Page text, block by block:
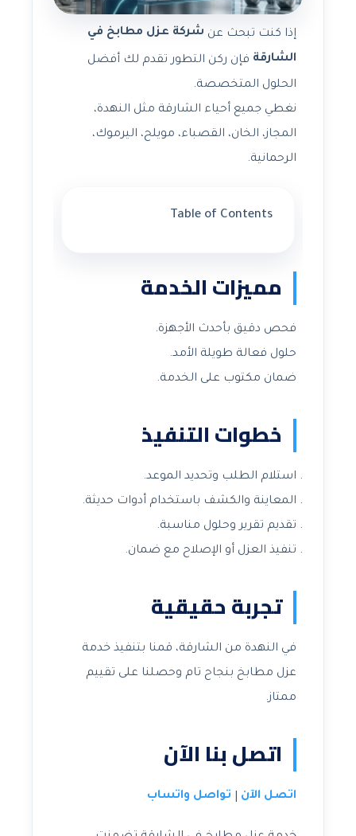
إذا كنت تبحث عن شركة عزل مطابخ في
الشارقة فإن ركن التطور تقدم لك أفضل
الحلول المتخصصة.
نغطي جميع أحياء الشارقة مثل النهدة،
المجاز، الخان، القصباء، مويلح، اليرموك،
الرحمانية.
Table of Contents
مميزات الخدمة
فحص دقيق بأحدث الأجهزة.
حلول فعالة طويلة الأمد.
ضمان مكتوب على الخدمة.
خطوات التنفيذ
استلام الطلب وتحديد الموعد.
المعاينة والكشف باستخدام أدوات حديثة.
تقديم تقرير وحلول مناسبة.
تنفيذ العزل أو الإصلاح مع ضمان.
تجربة حقيقية
في النهدة من الشارقة، قمنا بتنفيذ خدمة
عزل مطابخ بنجاح تام وحصلنا على تقييم
ممتاز.
اتصل بنا الآن
اتصل الآن تواصل واتساب